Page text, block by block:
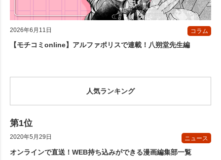
2026年6月11日 コラム
【モチコミonline】アルファポリスで連載！八朔堂先生編
人気ランキング
2020年5月29日 ニュース
オンラインで直送！WEB持ち込みができる漫画編集部一覧